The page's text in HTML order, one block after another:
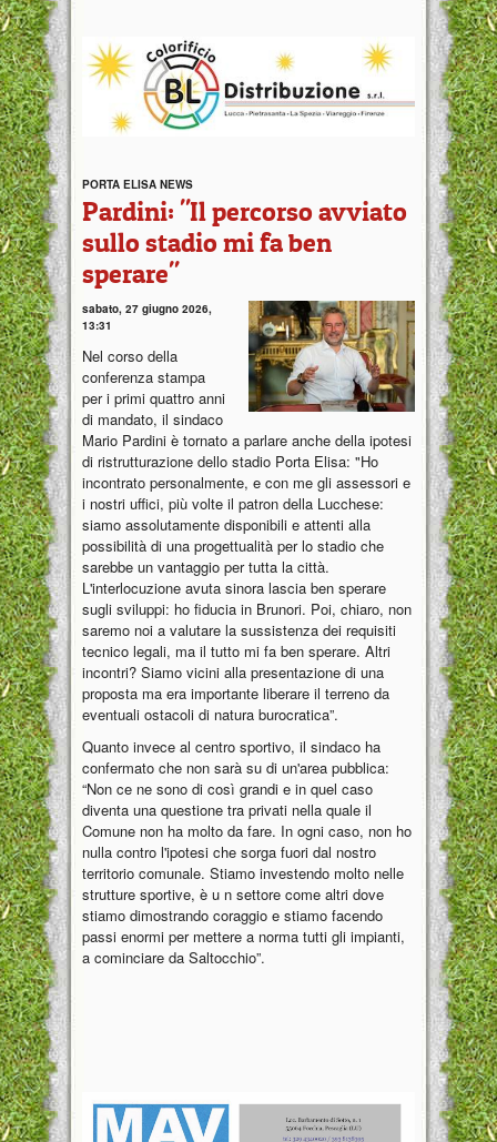
PORTA ELISA NEWS
Pardini: "Il percorso avviato
sullo stadio mi fa ben
sperare"
sabato, 27 giugno 2026,
13:31
Nel corso della
conferenza stampa
per i primi quattro anni
di mandato, il sindaco
Mario Pardini è tornato a parlare anche della ipotesi
di ristrutturazione dello stadio Porta Elisa: "Ho
incontrato personalmente, e con me gli assessori e
i nostri uffici, più volte il patron della Lucchese:
siamo assolutamente disponibili e attenti alla
possibilità di una progettualità per lo stadio che
sarebbe un vantaggio per tutta la città.
L'interlocuzione avuta sinora lascia ben sperare
sugli sviluppi: ho fiducia in Brunori. Poi, chiaro, non
saremo noi a valutare la sussistenza dei requisiti
tecnico legali, ma il tutto mi fa ben sperare. Altri
incontri? Siamo vicini alla presentazione di una
proposta ma era importante liberare il terreno da
eventuali ostacoli di natura burocratica”.
Quanto invece al centro sportivo, il sindaco ha
confermato che non sarà su di un'area pubblica:
“Non ce ne sono di così grandi e in quel caso
diventa una questione tra privati nella quale il
Comune non ha molto da fare. In ogni caso, non ho
nulla contro l'ipotesi che sorga fuori dal nostro
territorio comunale. Stiamo investendo molto nelle
strutture sportive, è u n settore come altri dove
stiamo dimostrando coraggio e stiamo facendo
passi enormi per mettere a norma tutti gli impianti,
a cominciare da Saltocchio”.